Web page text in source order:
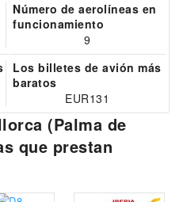
Número de aerolíneas en
funcionamiento
9
Los billetes de avión más
baratos
EUR131
(Palma de
que prestan